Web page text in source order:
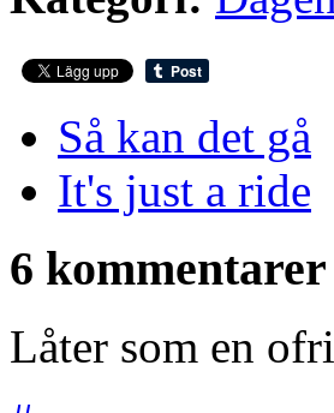
Så kan det gå
It's just a ride
6 kommentarer
Låter som en